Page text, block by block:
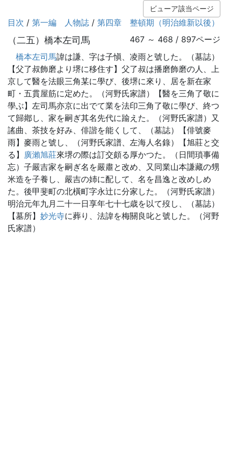
ビューア該当ページ
目次 / 第一編 人物誌 / 第四章 整頓期（明治維新以後）
（二五）橋本左司馬
467 ～ 468 / 897ページ
橋本左司馬諱は謙、字は子愼、凌雨と號した。（墓誌）
【父了叔飾磨より堺に移住す】父了叔は播磨飾磨の人、上
京して醫を法眼三角某に學び、後堺に來り、居を新在家
町・五貫屋筋に定めた。（河野氏家譜）【醫を三角了敬に
學ぶ】左司馬亦京に出でて業を法印三角了敬に學び、終つ
て歸鄕し、家を嗣ぎ其名先代に踰えた。（河野氏家譜）又
謠曲、茶技を好み、俳諧を能くして、（墓誌）【俳號麥
雨】麥雨と號し、（河野氏家譜、左海人名錄）【旭莊と交
る】 廣瀨旭莊來堺の際は訂交頗る厚かつた。（日間瑣事備
忘）子嚴吉家を嗣ぎ名を嚴肅と改め、又同業山本謙藏の甥
米造を子養し、嚴吉の姉に配して、名を昌逸と改めしめ
た。後甲斐町の北橫町字永辻に分家した。（河野氏家譜）
明治元年九月二十一日享年七十七歳を以て歿し、（墓誌）
【墓所】 妙光寺に葬り、法諱を梅關良叱と號した。（河野
氏家譜）